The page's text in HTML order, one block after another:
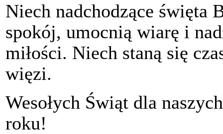
Niech nadchodzące święta
spokój, umocnią wiarę i
miłości. Niech staną się
więzi.
Wesołych Świąt dla
roku!